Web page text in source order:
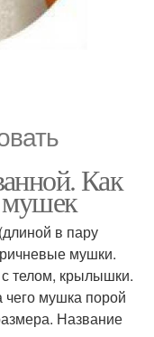
Как
мушек
в пару
мушки.
телом, крылышки.
мушка порой
Название